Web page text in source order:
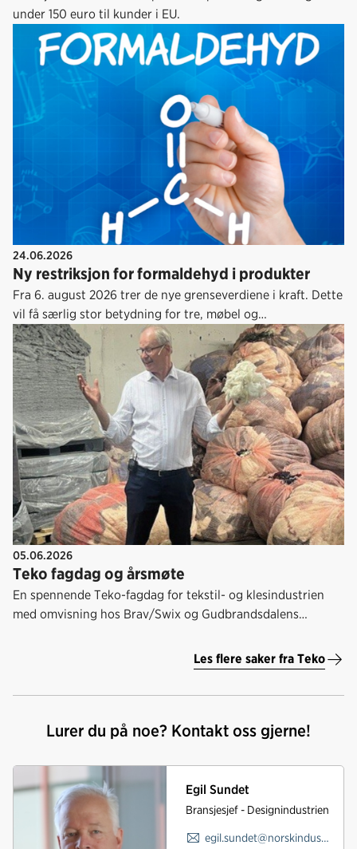
under 150 euro til kunder i EU.
24.06.2026
Ny restriksjon for formaldehyd i produkter
Fra 6. august 2026 trer de nye grenseverdiene i kraft. Dette
vil få særlig stor betydning for tre, møbel og
tekstilindustrien.
05.06.2026
Teko fagdag og årsmøte
En spennende Teko-fagdag for tekstil- og klesindustrien
med omvisning hos Brav/Swix og Gudbrandsdalens
bransjens utvikling, bærekraftsregler og lønnsoppgjøret.
Det ble også valgt styre i bransjeforeningen.
Les flere saker fra Teko
Lurer du på noe? Kontakt oss gjerne!
Egil Sundet
Bransjesjef - Designindustrien
egil.sundet@norskindustri.no